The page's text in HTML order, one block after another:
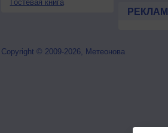
Гостевая книга
Copyright © 2009-2026, Метеонова